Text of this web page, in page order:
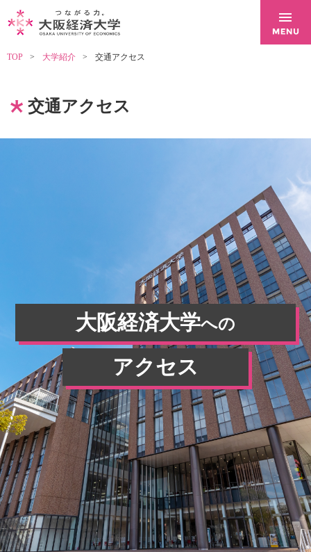
TOP 大学紹介 交通アクセス
交通アクセス
大阪経済大学への
アクセス